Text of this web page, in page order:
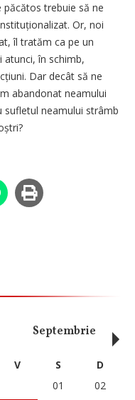
păcătos trebuie să ne
Or, noi
îl tratăm ca pe un
atunci, în schimb,
Dar decât să ne
abandonat neamului
sufletul neamului strâmb
Septembrie
V S
D
01
02